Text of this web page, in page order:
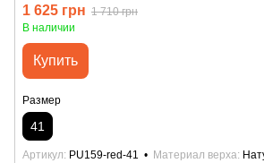
1 625 грн 1 710 грн
В наличии
Купить
Размер
41
Артикул PU159-red-41 Материал верха